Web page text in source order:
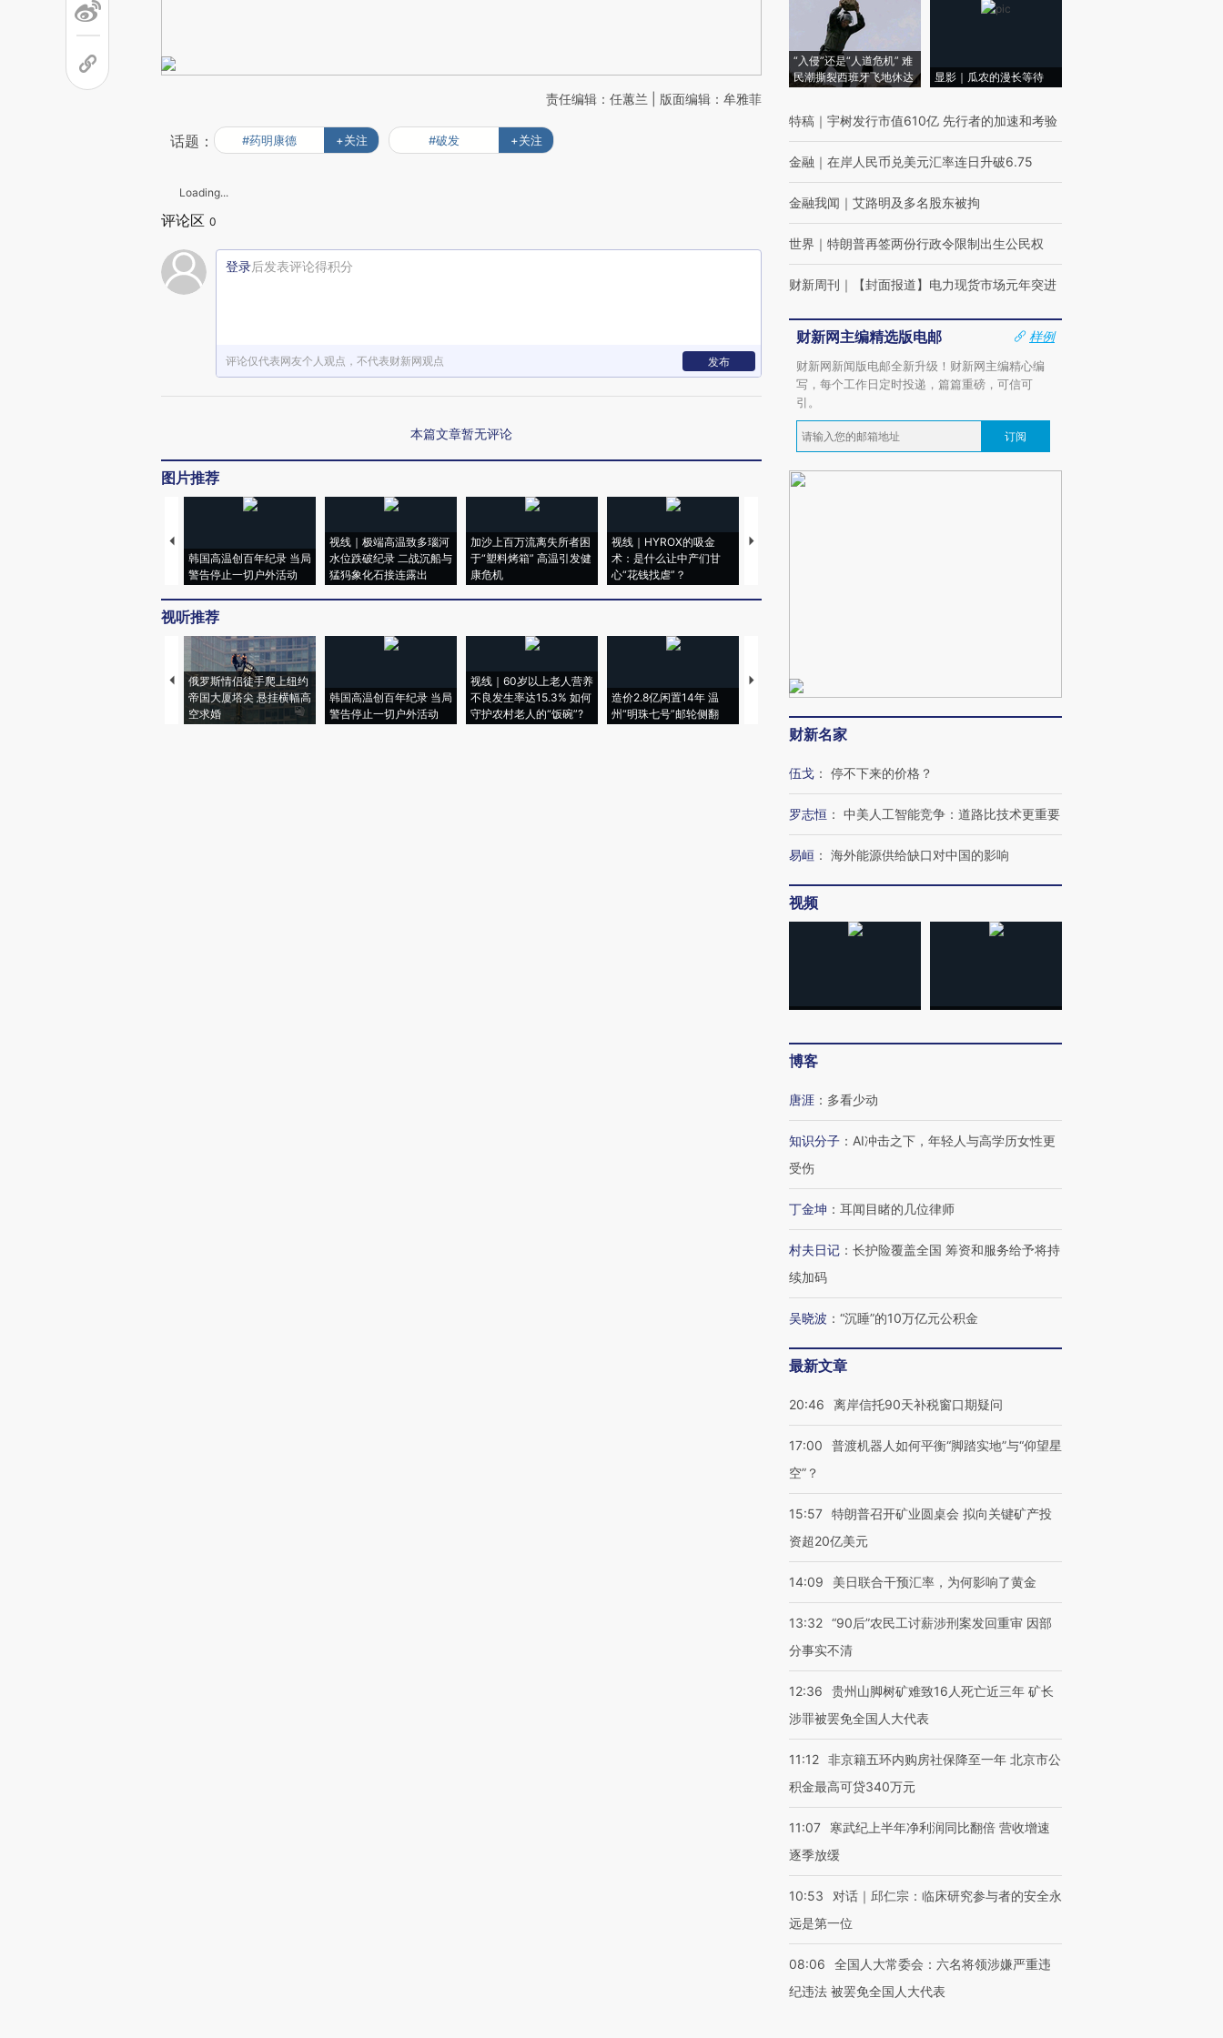
责任编辑：任蕙兰 | 版面编辑：牟雅菲
话题： #药明康德 +关注 #破发 +关注
Loading...
评论区 0
登录后发表评论得积分
评论仅代表网友个人观点，不代表财新网观点 发布
本篇文章暂无评论
图片推荐
韩国高温创百年纪录 当局
警告停止一切户外活动
视线｜极端高温致多瑙河
水位跌破纪录 二战沉船与
猛犸象化石接连露出
加沙上百万流离失所者困
于“塑料烤箱” 高温引发健
康危机
视线｜HYROX的吸金
术：是什么让中产们甘
心“花钱找虐”？
马航飞行员跨国走私7万
视听推荐
俄罗斯情侣徒手爬上纽约
帝国大厦塔尖 悬挂横幅高
空求婚
韩国高温创百年纪录 当局
警告停止一切户外活动
视线｜60岁以上老人营养
不良发生率达15.3% 如何
守护农村老人的“饭碗”?
造价2.8亿闲置14年 温
州“明珠七号”邮轮侧翻
特朗普出席葬礼疑似打瞌
睡引争议 白宫怒斥批评
者“堕落的白痴”
38岁梅西上演帽子戏法
阿根廷3-0阿尔及利亚
水位跌破纪录 二战沉船与
猛犸象化石接连露出
“入侵”还是“人道危机” 难
民潮撕裂西班牙飞地休达
显影｜瓜农的漫长等待
特稿 ｜ 宇树发行市值610亿 先行者的加速和考验
金融 ｜ 在岸人民币兑美元汇率连日升破6.75
金融我闻 ｜ 艾路明及多名股东被拘
世界 ｜ 特朗普再签两份行政令限制出生公民权
财新周刊 ｜ 【封面报道】电力现货市场元年突进
财新网主编精选版电邮
样例
财新网新闻版电邮全新升级！财新网主编精心编
写，每个工作日定时投递，篇篇重磅，可信可
引。
订阅
财新名家
伍戈 ： 停不下来的价格？
罗志恒 ： 中美人工智能竞争：道路比技术更重要
易峘 ： 海外能源供给缺口对中国的影响
视频
博客
唐涯 ： 多看少动
知识分子 ： AI冲击之下，年轻人与高学历女性更
受伤
丁金坤 ： 耳闻目睹的几位律师
村夫日记 ： 长护险覆盖全国 筹资和服务给予将持
续加码
吴晓波 ： “沉睡”的10万亿元公积金
最新文章
20:46 离岸信托90天补税窗口期疑问
17:00
普渡机器人如何平衡“脚踏实地”与“仰望星
空”？
15:57 特朗普召开矿业圆桌会 拟向关键矿产投
资超20亿美元
14:09 美日联合干预汇率，为何影响了黄金
13:32 “90后”农民工讨薪涉刑案发回重审 因部
分事实不清
12:36
贵州山脚树矿难致16人死亡近三年 矿长
涉罪被罢免全国人大代表
11:12 非京籍五环内购房社保降至一年 北京市公
积金最高可贷340万元
11:07
寒武纪上半年净利润同比翻倍 营收增速
逐季放缓
10:53
对话｜邱仁宗：临床研究参与者的安全永
远是第一位
08:06
全国人大常委会：六名将领涉嫌严重违
纪违法 被罢免全国人大代表